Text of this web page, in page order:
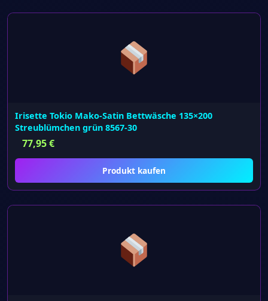
Irisette Tokio Mako-Satin Bettwäsche 135×200
Streublümchen grün 8567-30
77,95€
Produkt kaufen